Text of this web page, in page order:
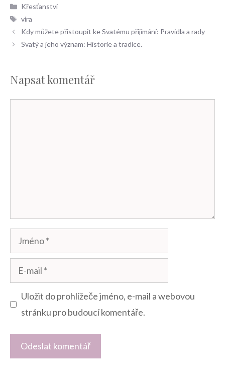
Rubriky
Křesťanství
Štítky
víra
Kdy můžete přistoupit ke Svatému přijímání: Pravidla a rady
Svatý a jeho význam: Historie a tradice.
Napsat komentář
Jméno
mail
Uložit do prohlížeče jméno, e-mail a webovou
stránku pro budoucí komentáře.